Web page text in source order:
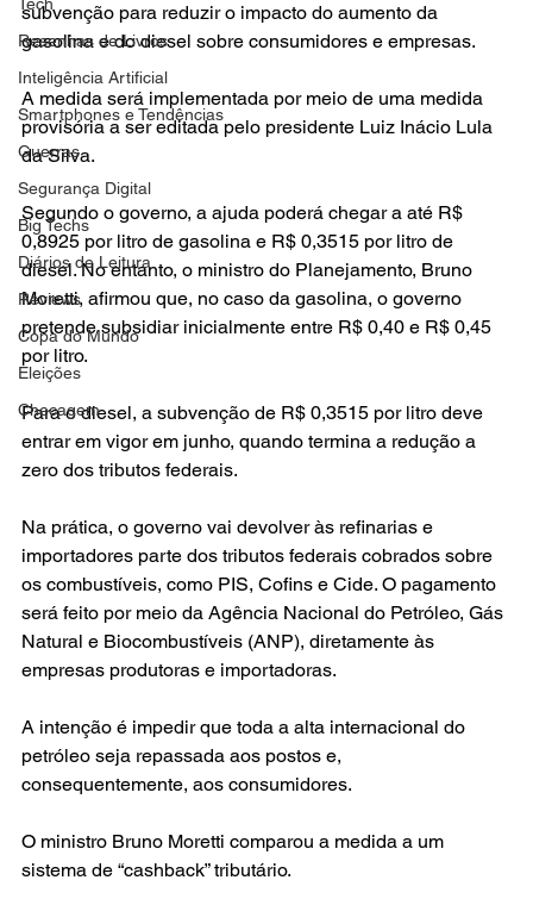
Resenhas de Livros
Inteligência Artificial
Smartphones e Tendências
Guerras
Segurança Digital
Big Techs
Diários de Leitura
Reviews
Copa do Mundo
Eleições
Checagem
subvenção para reduzir o impacto do aumento da
gasolina e do diesel sobre consumidores e empresas.
A medida será implementada por meio de uma medida
provisória a ser editada pelo presidente Luiz Inácio Lula
da Silva.
Segundo o governo, a ajuda poderá chegar a até R$
0,8925 por litro de gasolina e R$ 0,3515 por litro de
diesel. No entanto, o ministro do Planejamento, Bruno
Moretti, afirmou que, no caso da gasolina, o governo
pretende subsidiar inicialmente entre R$ 0,40 e R$ 0,45
por litro.
Para o diesel, a subvenção de R$ 0,3515 por litro deve
entrar em vigor em junho, quando termina a redução a
zero dos tributos federais.
Na prática, o governo vai devolver às refinarias e
importadores parte dos tributos federais cobrados sobre
os combustíveis, como PIS, Cofins e Cide. O pagamento
será feito por meio da Agência Nacional do Petróleo, Gás
Natural e Biocombustíveis (ANP), diretamente às
empresas produtoras e importadoras.
A intenção é impedir que toda a alta internacional do
petróleo seja repassada aos postos e,
consequentemente, aos consumidores.
O ministro Bruno Moretti comparou a medida a um
sistema de “cashback” tributário.